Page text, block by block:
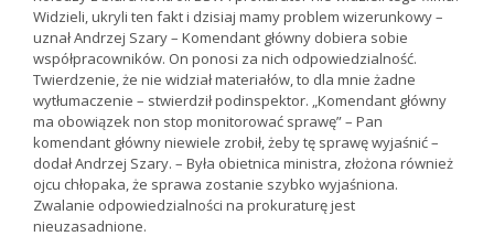
Widzieli, ukryli ten fakt i dzisiaj mamy problem wizerunkowy –
uznał Andrzej Szary – Komendant główny dobiera sobie
współpracowników. On ponosi za nich odpowiedzialność.
Twierdzenie, że nie widział materiałów, to dla mnie żadne
wytłumaczenie – stwierdził podinspektor. „Komendant główny
ma obowiązek non stop monitorować sprawę” – Pan
komendant główny niewiele zrobił, żeby tę sprawę wyjaśnić –
dodał Andrzej Szary. – Była obietnica ministra, złożona również
ojcu chłopaka, że sprawa zostanie szybko wyjaśniona.
Zwalanie odpowiedzialności na prokuraturę jest
nieuzasadnione.